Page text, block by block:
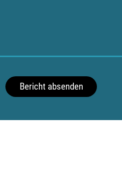
Bericht absenden